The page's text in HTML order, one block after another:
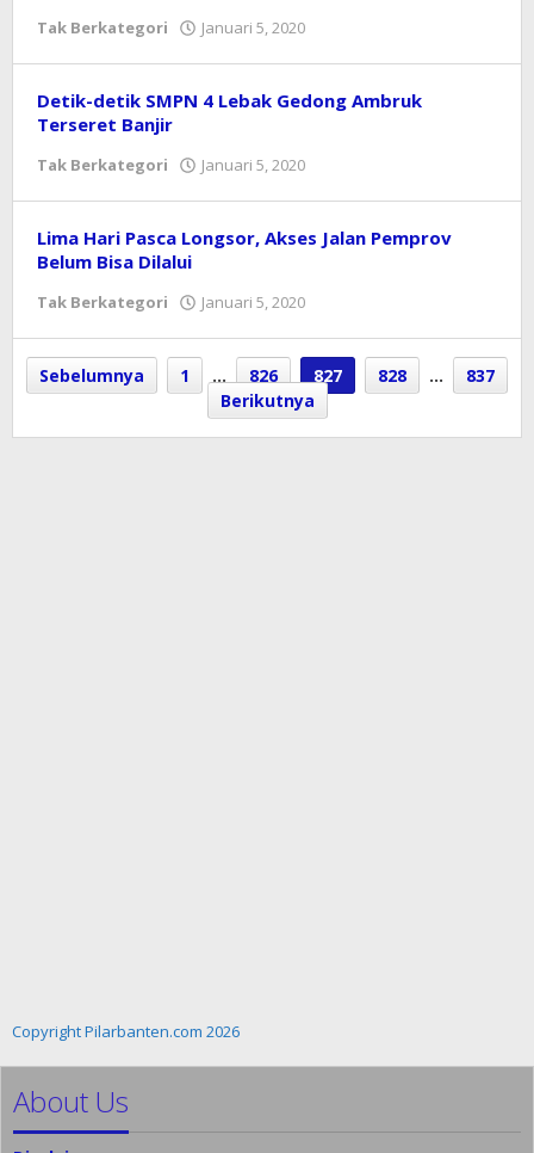
Tak Berkategori Januari 5, 2020
Detik-detik SMPN 4 Lebak Gedong Ambruk
Terseret Banjir
Tak Berkategori Januari 5, 2020
Lima Hari Pasca Longsor, Akses Jalan Pemprov
Belum Bisa Dilalui
Tak Berkategori Januari 5, 2020
Sebelumnya 1 … 826 827 828 …
837
Berikutnya
Copyright Pilarbanten.com 2026
About Us